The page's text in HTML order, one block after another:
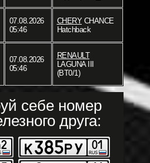
07.08.2026
05:46
CHERYCHANCE
Hatchback
07.08.2026
05:46
RENAULT
LAGUNA III
(BT0/1)
себе номер
друга: